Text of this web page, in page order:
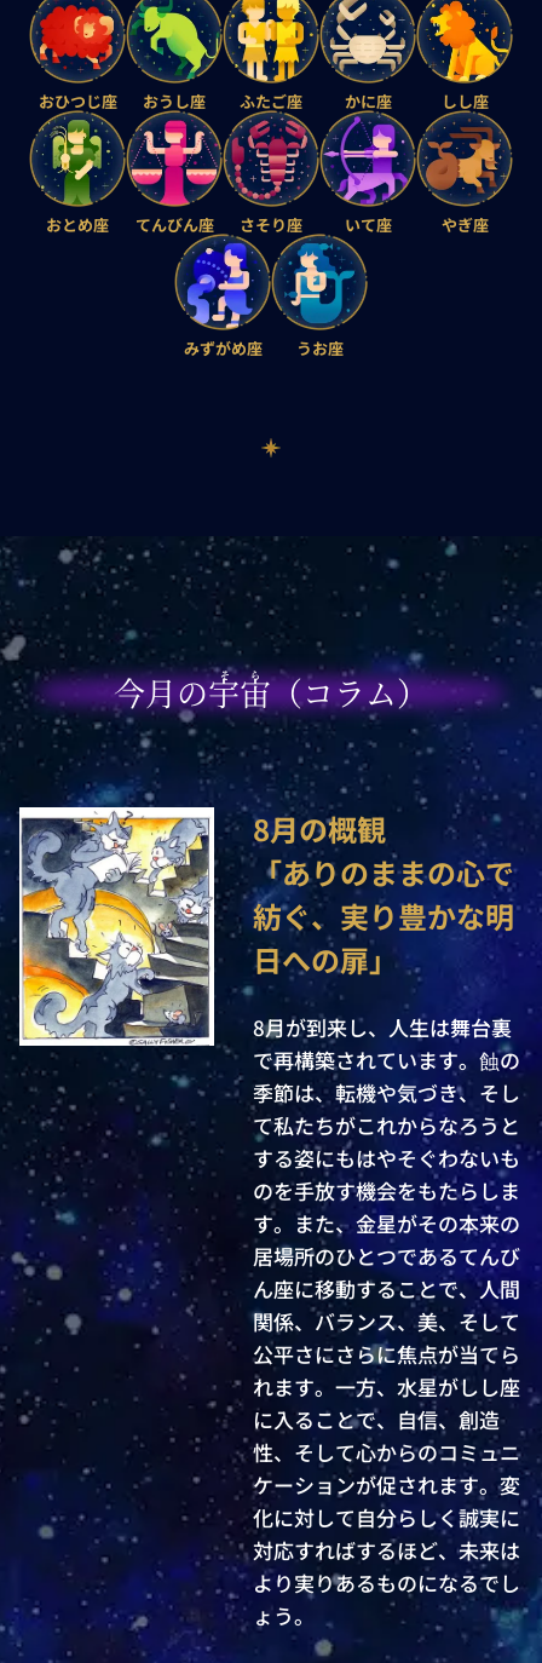
おひつじ座 おうし座 ふたご座 かに座 しし座
おとめ座 てんびん座 さそり座 いて座 やぎ座
みずがめ座 うお座
そら
今月の宇宙（コラム）
8月の概観
「ありのままの心で
紡ぐ、実り豊かな明
日への扉」
8月が到来し、人生は舞台裏
で再構築されています。蝕の
季節は、転機や気づき、そし
て私たちがこれからなろうと
する姿にもはやそぐわないも
のを手放す機会をもたらしま
す。また、金星がその本来の
居場所のひとつであるてんび
ん座に移動することで、人間
関係、バランス、美、そして
公平さにさらに焦点が当てら
れます。一方、水星がしし座
に入ることで、自信、創造
性、そして心からのコミュニ
ケーションが促されます。変
化に対して自分らしく誠実に
対応すればするほど、未来は
より実りあるものになるでし
ょう。